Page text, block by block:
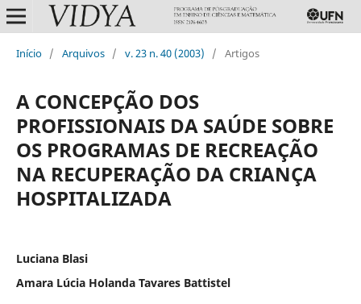
Início / Arquivos / v. 23 n. 40 (2003) / Artigos
A CONCEPÇÃO DOS
PROFISSIONAIS DA SAÚDE SOBRE
OS PROGRAMAS DE RECREAÇÃO
NA RECUPERAÇÃO DA CRIANÇA
HOSPITALIZADA
Luciana Blasi
Amara Lúcia Holanda Tavares Battistel